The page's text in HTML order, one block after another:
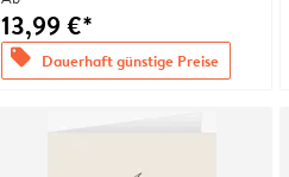
13,99 €*
offers Dauerhaft günstige Preise